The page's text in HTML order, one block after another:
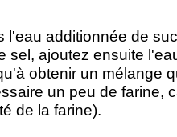
l'eau additionnée de
sel, ajoutez ensuite
obtenir un mélange
un peu de farine,
de la farine).